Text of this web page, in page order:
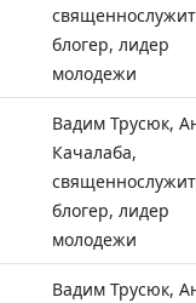
блогер, лидер
молодежи
Вадим Трусюк,
Качалаба,
блогер, лидер
молодежи
Вадим Трусюк,